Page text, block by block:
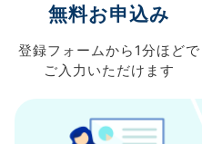
無料お申込み
登録フォームから 1分ほどで
ご入力 いただけます